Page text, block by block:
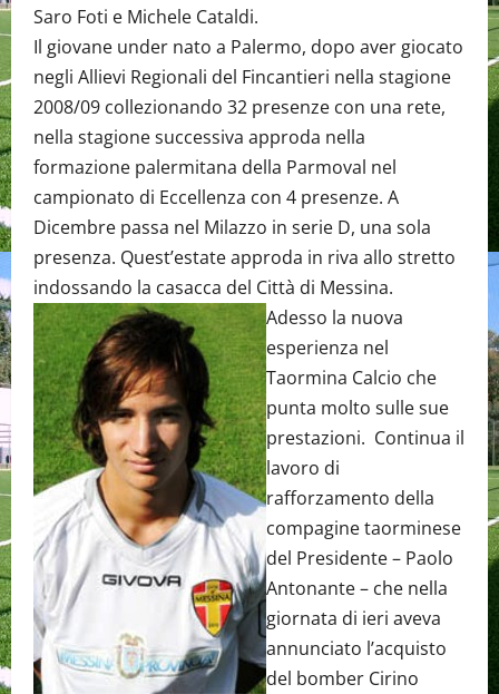
Saro Foti e Michele Cataldi.
Il giovane under nato a Palermo, dopo aver giocato
negli Allievi Regionali del Fincantieri nella stagione
2008/09 collezionando 32 presenze con una rete,
nella stagione successiva approda nella
formazione palermitana della Parmoval nel
campionato di Eccellenza con 4 presenze. A
Dicembre passa nel Milazzo in serie D, una sola
presenza. Quest’estate approda in riva allo stretto
indossando la casacca del Città di Messina.
Adesso la nuova
esperienza nel
Taormina Calcio che
punta molto sulle sue
prestazioni. Continua il
lavoro di
rafforzamento della
compagine taorminese
del Presidente – Paolo
Antonante – che nella
giornata di ieri aveva
annunciato l’acquisto
del bomber Cirino